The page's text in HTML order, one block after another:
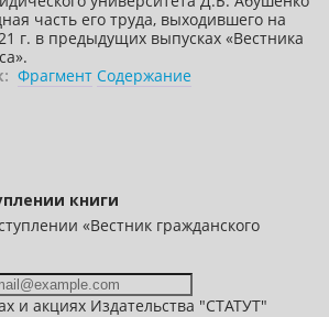
часть его труда, выходившего на
г. в предыдущих выпусках «Вестника
Фрагмент Содержание
книги
«Вестник гражданского
и акциях Издательства "СТАТУТ"